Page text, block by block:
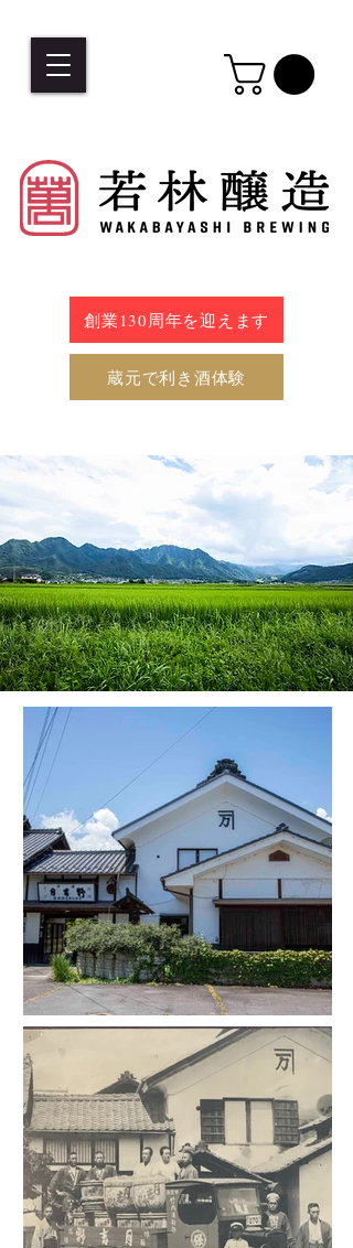
創業130周年を迎えます
蔵元で利き酒体験